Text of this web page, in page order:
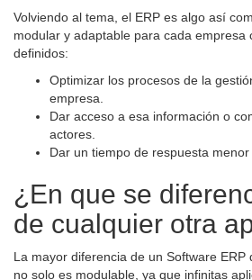
Volviendo al tema, el ERP es algo así
modular y adaptable para cada empresa
definidos:
Optimizar los procesos de la
empresa.
Dar acceso a esa información o
actores.
Dar un tiempo de respuesta
¿En que se
de cualquier otra
La mayor diferencia de un Software
no solo es modulable, ya que infinitas